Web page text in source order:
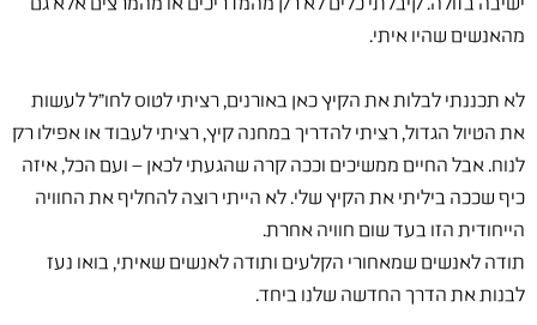
מהאנשים שהיו איתי.
לא תכננתי לבלות את הקיץ כאן באורנים, רציתי לטוס לחו"ל לעשות
את הטיול הגדול, רציתי להדריך במחנה קיץ, רציתי לעבוד או אפילו רק
לנוח. אבל החיים ממשיכים וככה קרה שהגעתי לכאן – ועם הכל, איזה
כיף שככה ביליתי את הקיץ שלי. לא הייתי רוצה להחליף את החוויה
הייחודית הזו בעד שום חוויה אחרת.
תודה לאנשים שמאחורי הקלעים ותודה לאנשים שאיתי, בואו נעז
לבנות את הדרך החדשה שלנו ביחד.